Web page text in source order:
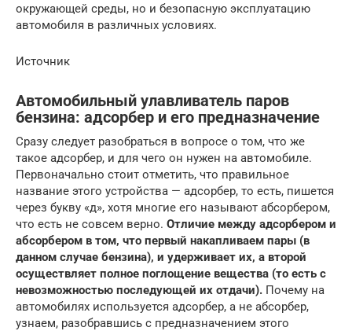
окружающей среды, но и безопасную эксплуатацию
автомобиля в различных условиях.
Источник
Автомобильный улавливатель паров
бензина: адсорбер и его предназначение
Сразу следует разобраться в вопросе о том, что же
такое адсорбер, и для чего он нужен на автомобиле.
Первоначально стоит отметить, что правильное
название этого устройства — адсорбер, то есть, пишется
через букву «д», хотя многие его называют абсорбером,
что есть не совсем верно. Отличие между адсорбером и
абсорбером в том, что первый накапливаем пары (в
данном случае бензина), и удерживает их, а второй
осуществляет полное поглощение вещества (то есть с
невозможностью последующей их отдачи). Почему на
автомобилях используется адсорбер, а не абсорбер,
узнаем, разобравшись с предназначением этого